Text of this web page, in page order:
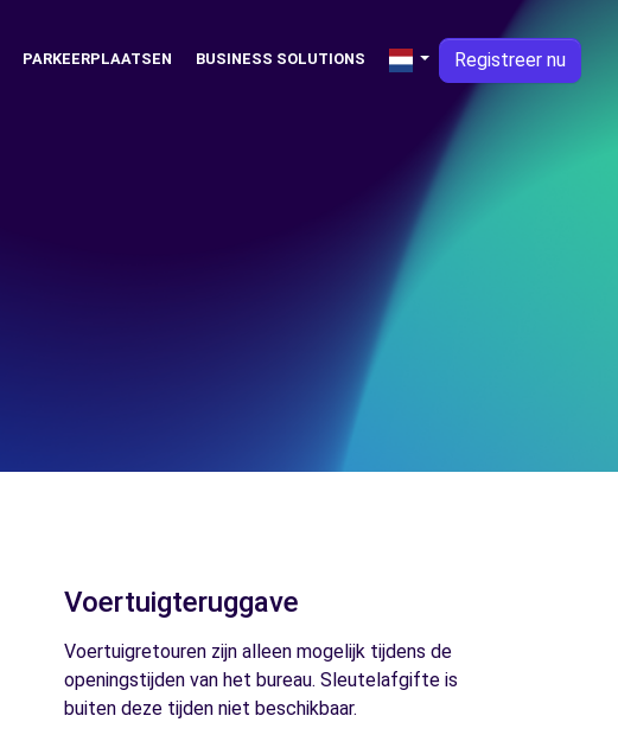
PARKEERPLAATSEN BUSINESS SOLUTIONS Registreer nu
Voertuigteruggave
Voertuigretouren zijn alleen mogelijk tijdens de
openingstijden van het bureau. Sleutelafgifte is
buiten deze tijden niet beschikbaar.